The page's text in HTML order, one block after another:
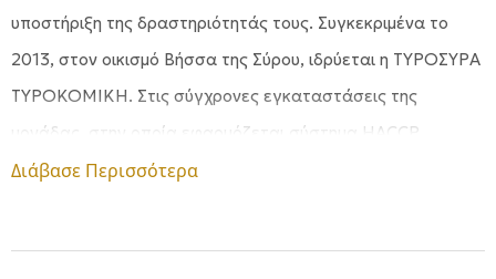
υποστήριξη της δραστηριότητάς τους. Συγκεκριμένα το
2013, στον οικισμό Βήσσα της Σύρου, ιδρύεται η ΤΥΡΟΣΥΡΑ
ΤΥΡΟΚΟΜΙΚΗ. Στις σύγχρονες εγκαταστάσεις της
μονάδας, στην οποία εφαρμόζεται σύστημα HACCP,
παράγεται μία γκάμα προϊόντων, ΠΟΠ και μη,
Διάβασε Περισσότερα